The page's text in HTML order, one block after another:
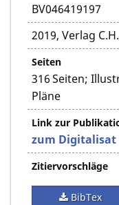
BV046419197
2019, Verlag
Seiten
316 Seiten;
Pläne
Link zur
zum Digitalisat
Zitiervorschläge
BibTex